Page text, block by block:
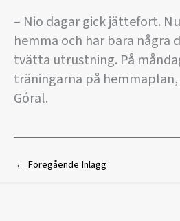
– Nio dagar gick jättefort.
hemma och har bara några
tvätta utrustning. På
träningarna på
Góral.
← Föregående Inlägg